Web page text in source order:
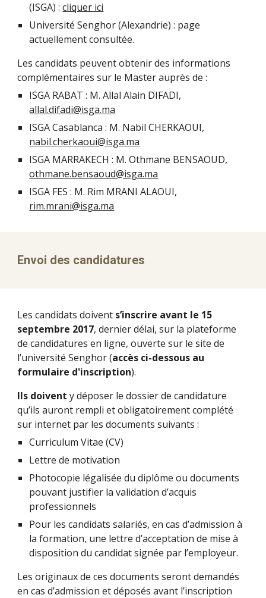
(ISGA) :cliquer ici
Université Senghor (Alexandrie) : page
actuellement consultée.
Les candidats peuvent obtenir des informations
complémentaires sur le Master auprès de :
ISGA RABAT : M. Allal Alain DIFADI,
allal.difadi@isga.ma
ISGA Casablanca : M. Nabil CHERKAOUI,
nabil.cherkaoui@isga.ma
ISGA MARRAKECH : M. Othmane BENSAOUD,
othmane.bensaoud@isga.ma
ISGA FES : M. Rim MRANI ALAOUI,
rim.mrani@isga.ma
Envoi des candidatures
Les candidats doivent s’inscrire avant le 15
septembre 2017, dernier délai, sur la plateforme
de candidatures en ligne, ouverte sur le site de
l’université Senghor (accès ci-dessous au
formulaire d'inscription).
Ils doiventy déposer le dossier de candidature
qu’ils auront rempli et obligatoirement complété
sur internet par les documents suivants :
Curriculum Vitae (CV)
Lettre de motivation
Photocopie légalisée du diplôme ou documents
pouvant justifier la validation d’acquis
professionnels
Pour les candidats salariés, en cas d’admission à
la formation, une lettre d’acceptation de mise à
disposition du candidat signée par l’employeur.
Les originaux de ces documents seront demandés
en cas d’admission et déposés avant l’inscription